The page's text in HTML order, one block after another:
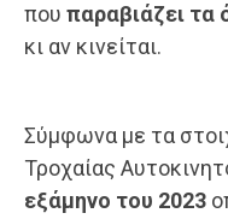
που παραβιάζει τα
κι αν κινείται.
Σύμφωνα με τα
Τροχαίας
εξάμηνο του 2023